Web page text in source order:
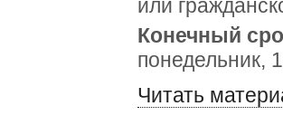
или
Конечный
понедельник,
Читать